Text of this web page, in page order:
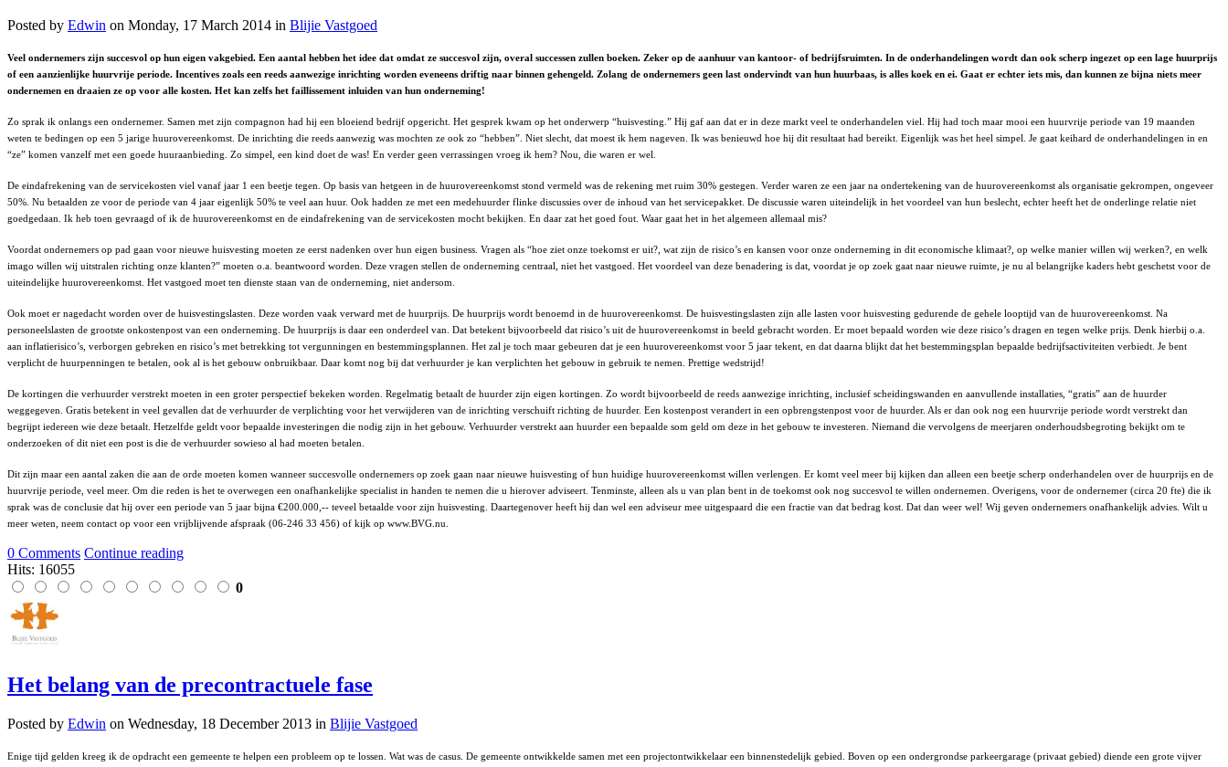
Posted by Edwin on Monday, 17 March 2014 in Blijie Vastgoed
Veel ondernemers zijn succesvol op hun eigen vakgebied. Een aantal hebben het idee dat omdat ze succesvol zijn, overal successen zullen boeken. Zeker op de aanhuur van kantoor- of bedrijfsruimten. In de onderhandelingen wordt dan ook scherp ingezet op een lage huurprijs
of een aanzienlijke huurvrije periode. Incentives zoals een reeds aanwezige inrichting worden eveneens driftig naar binnen gehengeld. Zolang de ondernemers geen last ondervindt van hun huurbaas, is alles koek en ei. Gaat er echter iets mis, dan kunnen ze bijna niets meer
ondernemen en draaien ze op voor alle kosten. Het kan zelfs het faillissement inluiden van hun onderneming!
Zo sprak ik onlangs een ondernemer. Samen met zijn compagnon had hij een bloeiend bedrijf opgericht. Het gesprek kwam op het onderwerp “huisvesting.” Hij gaf aan dat er in deze markt veel te onderhandelen viel. Hij had toch maar mooi een huurvrije periode van 19 maanden
weten te bedingen op een 5 jarige huurovereenkomst. De inrichting die reeds aanwezig was mochten ze ook zo “hebben”. Niet slecht, dat moest ik hem nageven. Ik was benieuwd hoe hij dit resultaat had bereikt. Eigenlijk was het heel simpel. Je gaat keihard de onderhandelingen in en
“ze” komen vanzelf met een goede huuraanbieding. Zo simpel, een kind doet de was! En verder geen verrassingen vroeg ik hem? Nou, die waren er wel.
De eindafrekening van de servicekosten viel vanaf jaar 1 een beetje tegen. Op basis van hetgeen in de huurovereenkomst stond vermeld was de rekening met ruim 30% gestegen. Verder waren ze een jaar na ondertekening van de huurovereenkomst als organisatie gekrompen, ongeveer
50%. Nu betaalden ze voor de periode van 4 jaar eigenlijk 50% te veel aan huur. Ook hadden ze met een medehuurder flinke discussies over de inhoud van het servicepakket. De discussie waren uiteindelijk in het voordeel van hun beslecht, echter heeft het de onderlinge relatie niet
goedgedaan. Ik heb toen gevraagd of ik de huurovereenkomst en de eindafrekening van de servicekosten mocht bekijken. En daar zat het goed fout. Waar gaat het in het algemeen allemaal mis?
Voordat ondernemers op pad gaan voor nieuwe huisvesting moeten ze eerst nadenken over hun eigen business. Vragen als “hoe ziet onze toekomst er uit?, wat zijn de risico’s en kansen voor onze onderneming in dit economische klimaat?, op welke manier willen wij werken?, en welk
imago willen wij uitstralen richting onze klanten?” moeten o.a. beantwoord worden. Deze vragen stellen de onderneming centraal, niet het vastgoed. Het voordeel van deze benadering is dat, voordat je op zoek gaat naar nieuwe ruimte, je nu al belangrijke kaders hebt geschetst voor de
uiteindelijke huurovereenkomst. Het vastgoed moet ten dienste staan van de onderneming, niet andersom.
Ook moet er nagedacht worden over de huisvestingslasten. Deze worden vaak verward met de huurprijs. De huurprijs wordt benoemd in de huurovereenkomst. De huisvestingslasten zijn alle lasten voor huisvesting gedurende de gehele looptijd van de huurovereenkomst. Na
personeelslasten de grootste onkostenpost van een onderneming. De huurprijs is daar een onderdeel van. Dat betekent bijvoorbeeld dat risico’s uit de huurovereenkomst in beeld gebracht worden. Er moet bepaald worden wie deze risico’s dragen en tegen welke prijs. Denk hierbij o.a.
aan inflatierisico’s, verborgen gebreken en risico’s met betrekking tot vergunningen en bestemmingsplannen. Het zal je toch maar gebeuren dat je een huurovereenkomst voor 5 jaar tekent, en dat daarna blijkt dat het bestemmingsplan bepaalde bedrijfsactiviteiten verbiedt. Je bent
verplicht de huurpenningen te betalen, ook al is het gebouw onbruikbaar. Daar komt nog bij dat verhuurder je kan verplichten het gebouw in gebruik te nemen. Prettige wedstrijd!
De kortingen die verhuurder verstrekt moeten in een groter perspectief bekeken worden. Regelmatig betaalt de huurder zijn eigen kortingen. Zo wordt bijvoorbeeld de reeds aanwezige inrichting, inclusief scheidingswanden en aanvullende installaties, “gratis” aan de huurder
weggegeven. Gratis betekent in veel gevallen dat de verhuurder de verplichting voor het verwijderen van de inrichting verschuift richting de huurder. Een kostenpost verandert in een opbrengstenpost voor de huurder. Als er dan ook nog een huurvrije periode wordt verstrekt dan
begrijpt iedereen wie deze betaalt. Hetzelfde geldt voor bepaalde investeringen die nodig zijn in het gebouw. Verhuurder verstrekt aan huurder een bepaalde som geld om deze in het gebouw te investeren. Niemand die vervolgens de meerjaren onderhoudsbegroting bekijkt om te
onderzoeken of dit niet een post is die de verhuurder sowieso al had moeten betalen.
Dit zijn maar een aantal zaken die aan de orde moeten komen wanneer succesvolle ondernemers op zoek gaan naar nieuwe huisvesting of hun huidige huurovereenkomst willen verlengen. Er komt veel meer bij kijken dan alleen een beetje scherp onderhandelen over de huurprijs en de
huurvrije periode, veel meer. Om die reden is het te overwegen een onafhankelijke specialist in handen te nemen die u hierover adviseert. Tenminste, alleen als u van plan bent in de toekomst ook nog succesvol te willen ondernemen. Overigens, voor de ondernemer (circa 20 fte) die ik
sprak was de conclusie dat hij over een periode van 5 jaar bijna €200.000,-- teveel betaalde voor zijn huisvesting. Daartegenover heeft hij dan wel een adviseur mee uitgespaard die een fractie van dat bedrag kost. Dat dan weer wel! Wij geven ondernemers onafhankelijk advies. Wilt u
meer weten, neem contact op voor een vrijblijvende afspraak (06-246 33 456) of kijk op www.BVG.nu.
0 Comments Continue reading
Hits: 16055
0
Het belang van de precontractuele fase
Posted by Edwin on Wednesday, 18 December 2013 in Blijie Vastgoed
Enige tijd gelden kreeg ik de opdracht een gemeente te helpen een probleem op te lossen. Wat was de casus. De gemeente ontwikkelde samen met een projectontwikkelaar een binnenstedelijk gebied. Boven op een ondergrondse parkeergarage (privaat gebied) diende een grote vijver